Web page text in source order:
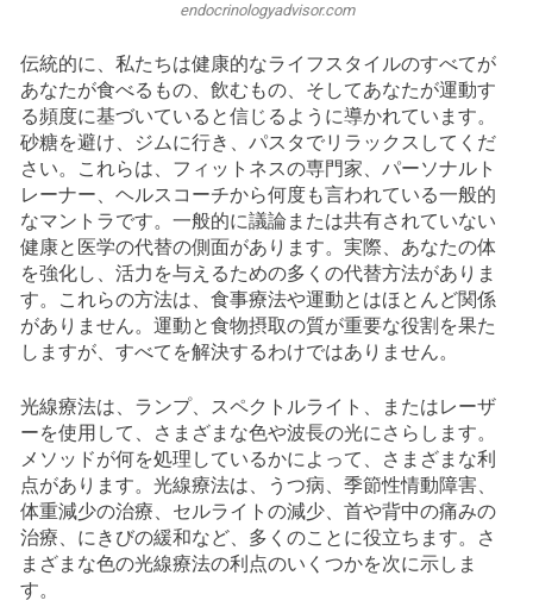
endocrinologyadvisor.com
伝統的に、私たちは健康的なライフスタイルのすべてが
あなたが食べるもの、飲むもの、そしてあなたが運動す
る頻度に基づいていると信じるように導かれています。
砂糖を避け、ジムに行き、パスタでリラックスしてくだ
さい。これらは、フィットネスの専門家、パーソナルト
レーナー、ヘルスコーチから何度も言われている一般的
なマントラです。一般的に議論または共有されていない
健康と医学の代替の側面があります。実際、あなたの体
を強化し、活力を与えるための多くの代替方法がありま
す。これらの方法は、食事療法や運動とはほとんど関係
がありません。運動と食物摂取の質が重要な役割を果た
しますが、すべてを解決するわけではありません。
光線療法は、ランプ、スペクトルライト、またはレーザ
ーを使用して、さまざまな色や波長の光にさらします。
メソッドが何を処理しているかによって、さまざまな利
点があります。光線療法は、うつ病、季節性情動障害、
体重減少の治療、セルライトの減少、首や背中の痛みの
治療、にきびの緩和など、多くのことに役立ちます。さ
まざまな色の光線療法の利点のいくつかを次に示しま
す。